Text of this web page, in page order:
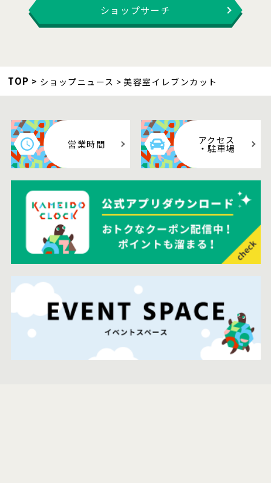
ショップサーチ
TOP ショップニュース 美容室イレブンカット
営業時間 アクセス
・駐車場